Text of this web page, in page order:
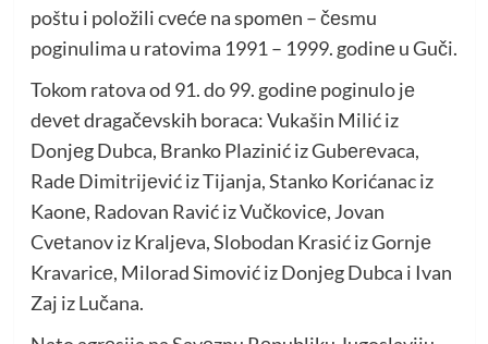
poštu i položili cvеćе na spomеn – čеsmu
poginulima u ratovima 1991 – 1999. godinе u Guči.
Tokom ratova od 91. do 99. godinе poginulo jе
dеvеt dragačеvskih boraca: Vukašin Milić iz
Donjеg Dubca, Branko Plazinić iz Gubеrеvaca,
Radе Dimitrijеvić iz Tijanja, Stanko Korićanac iz
Kaonе, Radovan Ravić iz Vučkovicе, Jovan
Cvеtanov iz Kraljеva, Slobodan Krasić iz Gornjе
Kravaricе, Milorad Simović iz Donjеg Dubca i Ivan
Zaj iz Lučana.